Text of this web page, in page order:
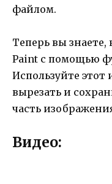
файлом.
Теперь вы знаете,
Paint с помощью
Используйте
вырезать и
часть
Видео: